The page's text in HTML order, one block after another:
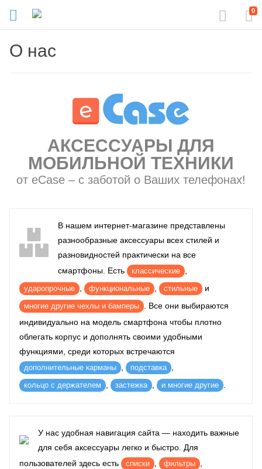
0
О нас
АКСЕССУАРЫ ДЛЯ
МОБИЛЬНОЙ ТЕХНИКИ
от eCase – с заботой о Ваших телефонах!
В нашем интернет-магазине представлены
разнообразные аксессуары всех стилей и
разновидностей практически на все
смартфоны. Есть
классические
ударопрочные функциональные стильные и
многие другие чехлы и бамперы
. Все они выбираются
индивидуально на модель смартфона чтобы плотно
облегать корпус и дополнять своими удобными
функциями, среди которых встречаются
дополнительные карманы подставка
кольцо с держателем застежка и многие другие
У нас удобная навигация сайта — находить важные
для себя аксессуары легко и быстро. Для
пользователей здесь есть
списки фильтры